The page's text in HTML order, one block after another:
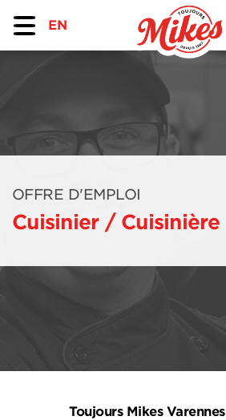
EN
OFFRE D'EMPLOI
Cuisinier / Cuisinière
Toujours Mikes Varennes